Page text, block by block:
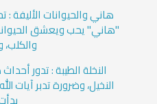
هاني والحيوانات
"هاني" يحب ويعشق
والكلب،
النخلة الطيبة : تدور
النخيل، وضرورة تدبر آيات